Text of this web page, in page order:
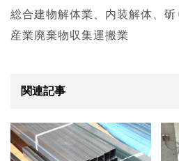
総合建物解体業、内装解体、斫
産業廃棄物収集運搬業
関連記事